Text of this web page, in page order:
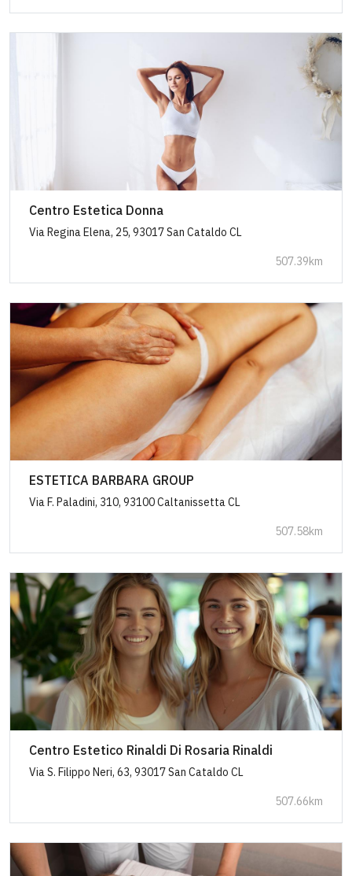
Centro Estetica Donna
Via Regina Elena, 25, 93017 San Cataldo CL
507.39km
ESTETICA BARBARA GROUP
Via F. Paladini, 310, 93100 Caltanissetta CL
507.58km
Centro Estetico Rinaldi Di Rosaria Rinaldi
Via S. Filippo Neri, 63, 93017 San Cataldo CL
507.66km